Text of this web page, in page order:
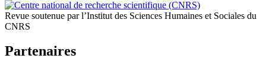
Revue soutenue par l’Institut des Sciences Humaines et Sociales du
CNRS
Partenaires